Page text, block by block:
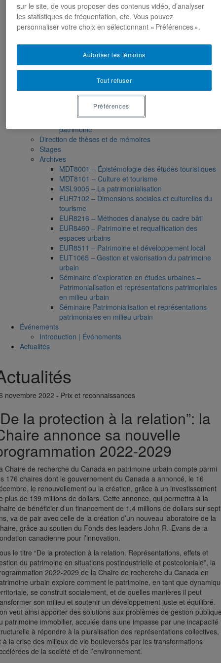
: imprégnations, requalifications, appropriations
EUR9119 – Patrimoine et développement local
EUR9335 – Séminaire de préparation du projet de
EUR9212 – Séminaire méthodologique : axe «
Patrimoine urbain »
EUR9118 – Patrimonialisation et représentations
patrimoniales en milieu urbain
Muséologie, médiation et patrimoine
MSL9006 La patrimonialisation
HAR2644 – Animation, communications, gestion en
patrimoine
Direction de thèses et de mémoires
Stages
Archives
MDT8001 – Épistémologie des études touristiques
MDT8101 – Culture et tourisme
MSL9005 – La patrimonialisation
EUR7102 – Dimensions sociales et culturelles du
tourisme
EUR8216 – Méthodes d’analyse du cadre bâti
EUR8460 – Patrimoine et requalification des
espaces urbains
EUR8511 – Patrimoine et développement local
EUT1065 – Gestion et valorisation du patrimoine
urbain
Séminaire d’exploration en études urbaines –
Patrimonialisation et représentations patrimoniales
en milieu urbain
Séminaire Patrimonialisation et représentations
patrimoniales en milieu urbain
Événements
Introduction | Événements
Actualités
novembre 2022 - Prix et reconnaissances
la protection à la relation”: la
annonce sa nouvelle
2022-2029
Chaire de recherche du Canada en patrimoine urbain compte parmi
176 chaires dont le gouvernement du Canada a annoncé, le 16
le renouvellement ou la création, grâce à un investissement
plus de 139 millions de dollars. Cette annonce, qui permettra à la
de bénéficier d’un financement de 1,4 millions de dollars sur sept
va de pair avec celle de la création d’un nouveau laboratoire de la
grâce au soutien du Fonds des leaders John-R.-Evans de la
canadienne pour l’innovation.
le titre “De la protection à la relation. Représentations, effets et
du patrimoine en situations postindustrielle et postcoloniale”, la
2022-2029 de la Chaire de recherche du Canada en
urbain explore comment le patrimoine, en tant que
se construit socialement, et de quelles manières il peut
son milieu et soutenir un développement juste et équilibré.
veut ainsi apporter des solutions aux problèmes de gestion
patrimoine immobilier, acculée dans une impasse par une incapacité
à répondre à la pluralisation des représentations collectives,
à la crise des milieux de vie bouleversés par les transformations
de la société et de l’environnement.
sur le site, de vous proposer des contenus vidéo, d’analyser
les statistiques de fréquentation, etc. Vous pouvez
personnaliser votre choix en sélectionnant « Préférences ».
Tout refuser
Autoriser les témoins
Préférences